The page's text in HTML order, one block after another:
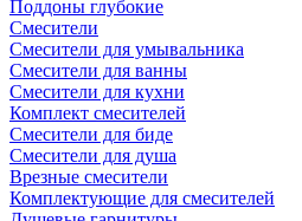
Поддоны глубокие
Смесители
Смесители для умывальника
Смесители для ванны
Смесители для кухни
Комплект смесителей
Смесители для биде
Смесители для душа
Врезные смесители
Комплектующие для смесителей